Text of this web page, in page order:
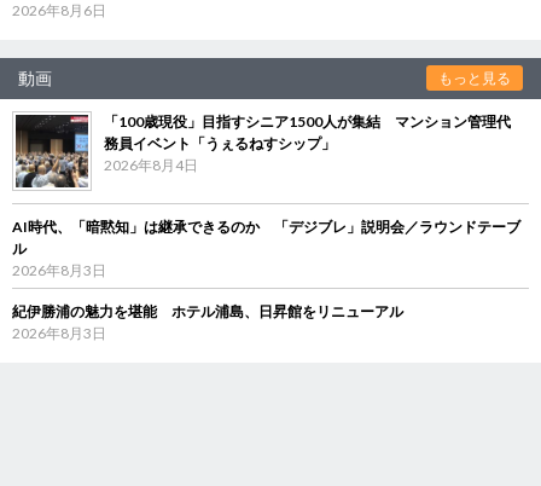
2026年8月6日
動画 もっと見る
「100歳現役」目指すシニア1500人が集結 マンション管理代
務員イベント「うぇるねすシップ」
2026年8月4日
AI時代、「暗黙知」は継承できるのか 「デジブレ」説明会／ラウンドテーブ
ル
2026年8月3日
紀伊勝浦の魅力を堪能 ホテル浦島、日昇館をリニューアル
2026年8月3日